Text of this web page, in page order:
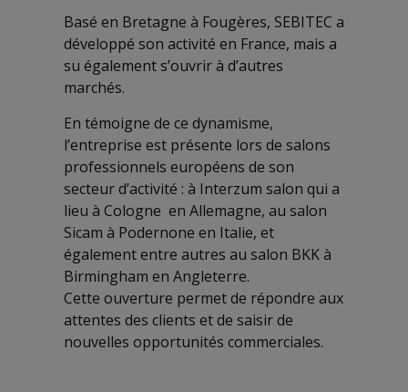
Basé en Bretagne à Fougères, SEBITEC a
développé son activité en France, mais a
su également s’ouvrir à d’autres
marchés.
En témoigne de ce dynamisme,
l’entreprise est présente lors de salons
professionnels européens de son
secteur d’activité : à Interzum salon qui a
lieu à Cologne en Allemagne, au salon
Sicam à Podernone en Italie, et
également entre autres au salon BKK à
Birmingham en Angleterre.
Cette ouverture permet de répondre aux
attentes des clients et de saisir de
nouvelles opportunités commerciales.